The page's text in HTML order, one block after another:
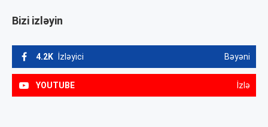
Bizi izləyin
4.2K İzləyici Bəyəni
YOUTUBE İzlə